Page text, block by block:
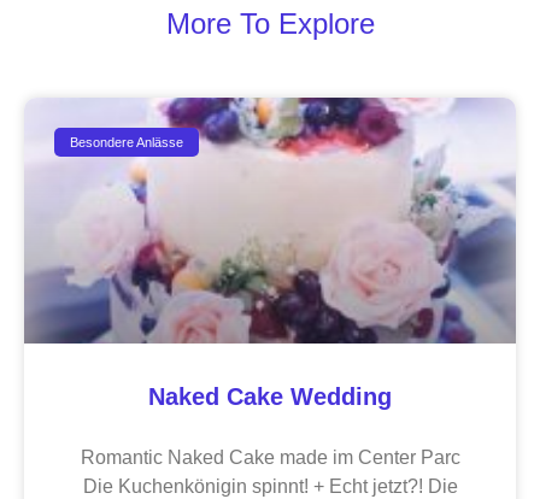
More To Explore
Besondere Anlässe
Naked Cake Wedding
Romantic Naked Cake made im Center Parc
Die Kuchenkönigin spinnt! + Echt jetzt?! Die